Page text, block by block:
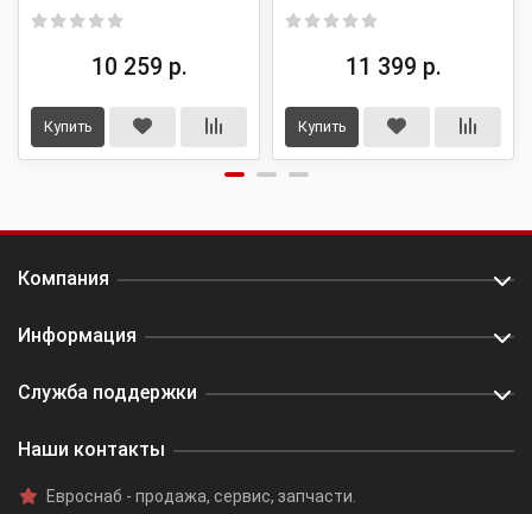
10 259 р.
Купить
11 399 р.
Купить
Компания
Информация
Служба поддержки
Наши контакты
Евроснаб - продажа, сервис, запчасти.